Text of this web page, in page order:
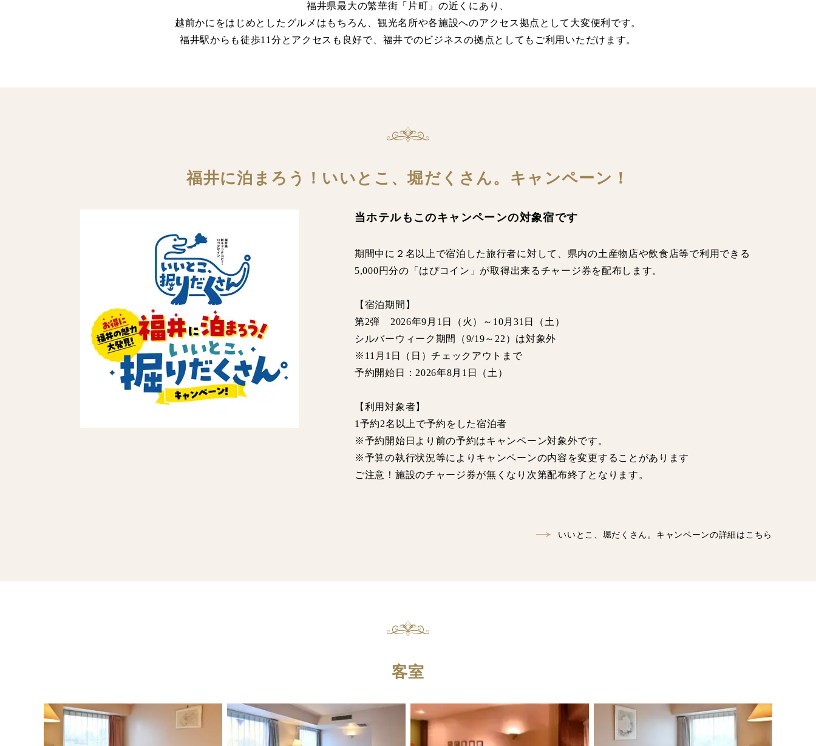
福井県最大の繁華街「片町」の近くにあり、
越前かにをはじめとしたグルメはもちろん、観光名所や各施設へのアクセス拠点として大変便利です。
福井駅からも徒歩11分とアクセスも良好で、福井でのビジネスの拠点としてもご利用いただけます。
福井に泊まろう！いいとこ、堀だくさん。キャンペーン！
当ホテルもこのキャンペーンの対象宿です
期間中に２名以上で宿泊した旅行者に対して、県内の土産物店や飲食店等で利用できる
5,000円分の「はぴコイン」が取得出来るチャージ券を配布します。
【宿泊期間】
第2弾 2026年9月1日（火）～10月31日（土）
シルバーウィーク期間（9/19～22）は対象外
※11月1日（日）チェックアウトまで
予約開始日：2026年8月1日（土）
【利用対象者】
1予約2名以上で予約をした宿泊者
※予約開始日より前の予約はキャンペーン対象外です。
※予算の執行状況等によりキャンペーンの内容を変更することがあります
ご注意！施設のチャージ券が無くなり次第配布終了となります。
いいとこ、堀だくさん。キャンペーンの詳細はこちら
客室